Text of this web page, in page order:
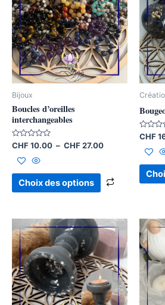
Bijoux
Boucles d’oreilles
interchangeables
Note
0
sur
CHF10.00 – CHF27.00
CHF 10.00
à
CHF 27.00
Choix des options
a
plusieurs
variations.
Les
options
peuvent
Note
0
sur
CHF